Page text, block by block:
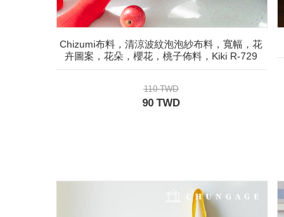
Chizumi布料，清涼波紋泡泡紗布料，寬幅，花
卉圖案，花朵，櫻花，桃子佈料，Kiki R-729
110 TWD
90 TWD